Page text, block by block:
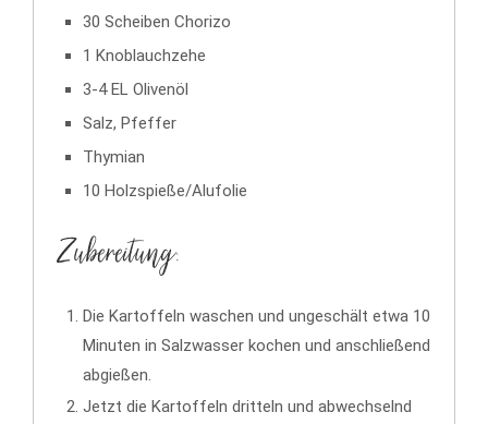
30 Scheiben Chorizo
1 Knoblauchzehe
3-4 EL Olivenöl
Salz, Pfeffer
Thymian
10 Holzspieße/Alufolie
Zubereitung:
Die Kartoffeln waschen und ungeschält etwa 10
Minuten in Salzwasser kochen und anschließend
abgießen.
Jetzt die Kartoffeln dritteln und abwechselnd